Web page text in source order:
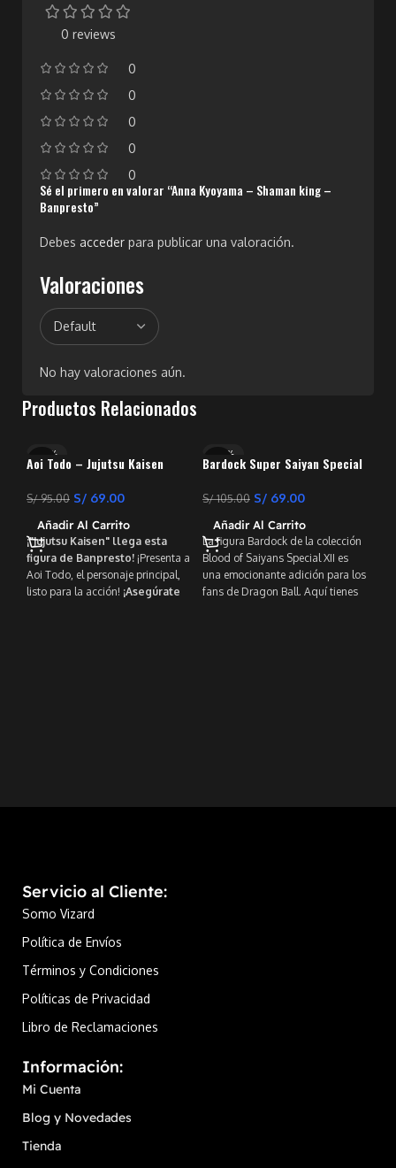
0 reviews
0
0
0
0
0
Valoraciones
No hay valoraciones aún.
Sé el primero en valorar “Anna Kyoyama – Shaman king –
Banpresto”
Debes acceder para publicar una valoración.
Productos Relacionados
-27%
Aoi Todo – Jujutsu Kaisen
S/95.00 S/ 69.00
Añadir Al Carrito
¡"Jujutsu Kaisen" llega esta
figura de Banpresto! ¡Presenta a
Aoi Todo, el personaje principal,
listo para la acción! ¡Asegúrate
-34%
Bardock Super Saiyan Special
S/105.00 S/ 69.00
Añadir Al Carrito
La figura Bardock de la colección
Blood of Saiyans Special XII es
una emocionante adición para los
fans de Dragon Ball. Aquí tienes
exhibir o coleccionar.
Servicio al Cliente:
Somo Vizard
Política de Envíos
Términos y Condiciones
Políticas de Privacidad
Libro de Reclamaciones
Información:
Mi Cuenta
Blog y Novedades
Tienda